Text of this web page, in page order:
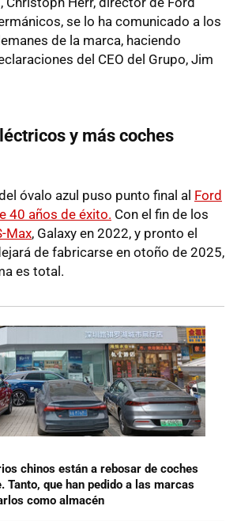
se lo ha comunicado a los
de la marca, haciendo
del CEO del Grupo, Jim
y más coches
óvalo azul puso punto final al Ford
40 años de éxito. Con el fin de los
Max, Galaxy en 2022, y pronto el
de fabricarse en otoño de 2025,
es total.
chinos están a rebosar de coches
Tanto, que han pedido a las marcas
como almacén